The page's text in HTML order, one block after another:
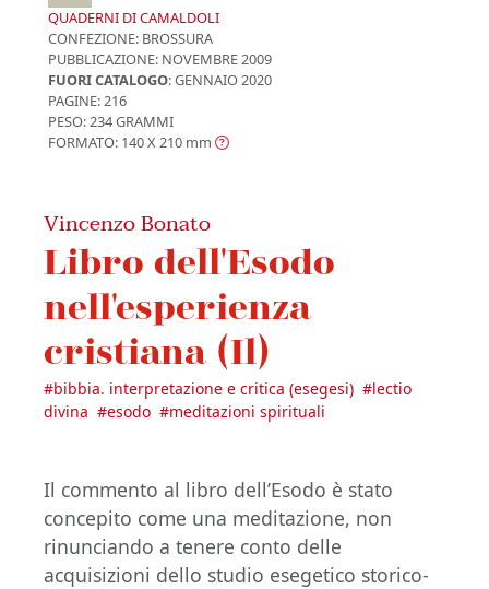
QUADERNI DI CAMALDOLI
CONFEZIONE: BROSSURA
PUBBLICAZIONE: NOVEMBRE 2009
FUORI CATALOGO: GENNAIO 2020
PAGINE: 216
PESO: 234 GRAMMI
FORMATO: 140 X 210 mm
Vincenzo Bonato
Libro dell'Esodo
nell'esperienza
cristiana (Il)
#bibbia. interpretazione e critica (esegesi) #lectio
divina #esodo #meditazioni spirituali
Il commento al libro dell’Esodo è stato
concepito come una meditazione, non
rinunciando a tenere conto delle
acquisizioni dello studio esegetico storico-